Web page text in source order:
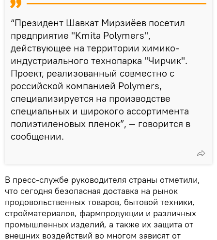
“Президент Шавкат Мирзиёев посетил
предприятие "Kmita Polymers",
действующее на территории химико-
индустриального технопарка "Чирчик".
Проект, реализованный совместно с
российской компанией Polymers,
специализируется на производстве
специальных и широкого ассортимента
полиэтиленовых пленок”, — говорится в
сообщении.
В пресс-службе руководителя страны отметили,
что сегодня безопасная доставка на рынок
продовольственных товаров, бытовой техники,
стройматериалов, фармпродукции и различных
промышленных изделий, а также их защита от
внешних воздействий во многом зависят от